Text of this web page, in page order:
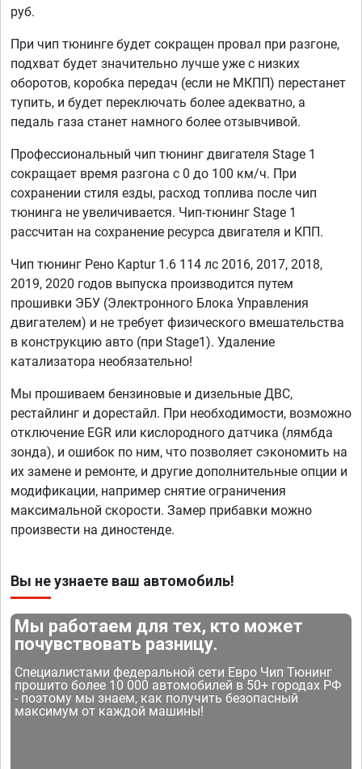
руб.
При чип тюнинге будет сокращен провал при разгоне,
подхват будет значительно лучше уже с низких
оборотов, коробка передач (если не МКПП) перестанет
тупить, и будет переключать более адекватно, а
педаль газа станет намного более отзывчивой.
Профессиональный чип тюнинг двигателя Stage 1
сокращает время разгона с 0 до 100 км/ч. При
сохранении стиля езды, расход топлива после чип
тюнинга не увеличивается. Чип-тюнинг Stage 1
рассчитан на сохранение ресурса двигателя и КПП.
Чип тюнинг Рено Kaptur 1.6 114 лс 2016, 2017, 2018,
2019, 2020 годов выпуска производится путем
прошивки ЭБУ (Электронного Блока Управления
двигателем) и не требует физического вмешательства
в конструкцию авто (при Stage1). Удаление
катализатора необязательно!
Мы прошиваем бензиновые и дизельные ДВС,
рестайлинг и дорестайл. При необходимости, возможно
отключение EGR или кислородного датчика (лямбда
зонда), и ошибок по ним, что позволяет сэкономить на
их замене и ремонте, и другие дополнительные опции и
модификации, например снятие ограничения
максимальной скорости. Замер прибавки можно
произвести на диностенде.
Вы не узнаете ваш автомобиль!
Мы работаем для тех, кто может
почувствовать разницу.
Специалистами федеральной сети Евро Чип Тюнинг
прошито более 10 000 автомобилей в 50+ городах РФ
- поэтому мы знаем, как получить безопасный
максимум от каждой машины!